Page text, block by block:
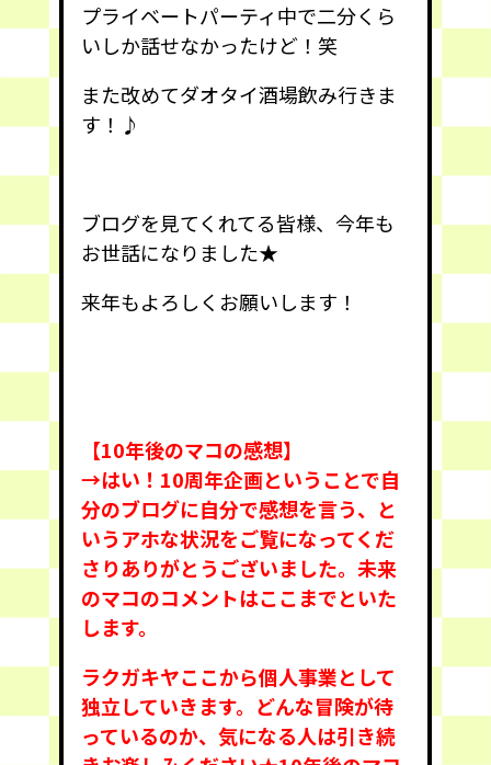
プライベートパーティ中で二分くら
いしか話せなかったけど！笑
また改めてダオタイ酒場飲み行きま
す！♪
ブログを見てくれてる皆様、今年も
お世話になりました★
来年もよろしくお願いします！
【10年後のマコの感想】
→はい！10周年企画ということで自
分のブログに自分で感想を言う、と
いうアホな状況をご覧になってくだ
さりありがとうございました。未来
のマコのコメントはここまでといた
します。
ラクガキヤここから個人事業として
独立していきます。どんな冒険が待
っているのか、気になる人は引き続